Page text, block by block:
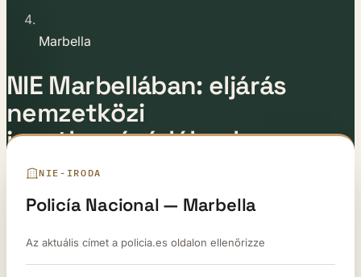
Marbella
NIE Marbellában: eljárás
nemzetközi
ingatlanvásárlóknak
Utolsó frissítés:
NIE-IRODA
Policía Nacional — Marbella
Az aktuális címet a policia.es oldalon ellenőrizze